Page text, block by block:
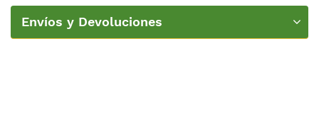
Envíos y Devoluciones